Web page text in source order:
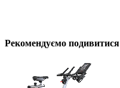
Рекомендуємо подивитися